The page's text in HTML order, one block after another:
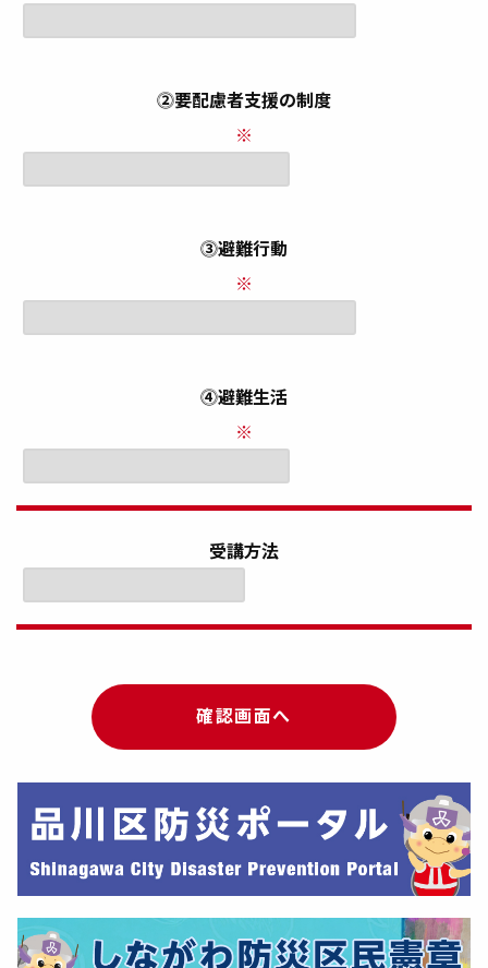
⓶要配慮者支援の制度
※
⓷避難行動
※
⓸避難生活
※
受講方法